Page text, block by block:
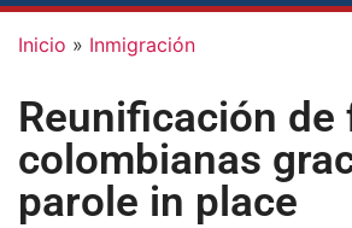
Inicio » Inmigración
Reunificación de
colombianas
parole in place